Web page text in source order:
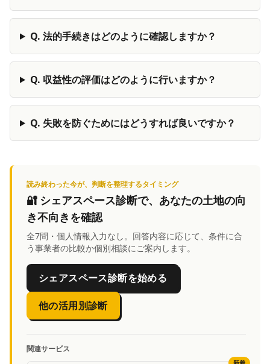
Q. 法的手続きはどのように確認しますか？
Q. 収益性の評価はどのように行いますか？
Q. 失敗を防ぐためにはどうすれば良いですか？
読み終わった今が、判断を整理するタイミング
🔐 シェアスペース診断で、あなたの土地の向
き不向きを確認
全7問・個人情報入力なし。回答内容に応じて、条件に合
う事業者の比較か個別相談にご案内します。
シェアスペース診断を始める
他の活用別診断
関連サービス